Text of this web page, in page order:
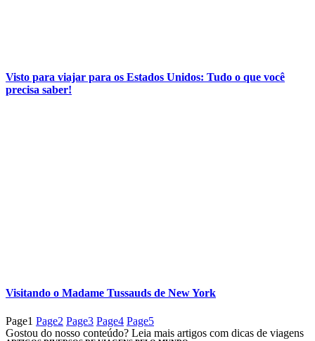
Visto para viajar para os Estados Unidos: Tudo o que você
precisa saber!
Visitando o Madame Tussauds de New York
Page1 Page2 Page3 Page4 Page5
Gostou do nosso conteúdo? Leia mais artigos com dicas de viagens